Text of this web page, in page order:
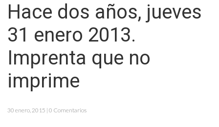
Hace dos años, jueves
31 enero 2013.
Imprenta que no
imprime
30 enero, 2015 | 0 Comentarios